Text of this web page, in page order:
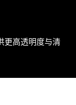
更高透明度与清